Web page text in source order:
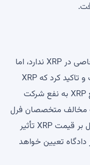
ریپل استدلال کرد که کلارک تخصص خاصی در XRP ندارد، اما
دادگاه گزارش او را قابل اعتماد دانست و تاکید کرد که XRP
Ledger به ریپل وابسته است و توزیع XRP به نفع شرکت
مخالف متخصصان فرل
و آموس در مورد اینکه آیا اقدامات ریپل بر قیمت XRP تأثیر
تعیین خواهد